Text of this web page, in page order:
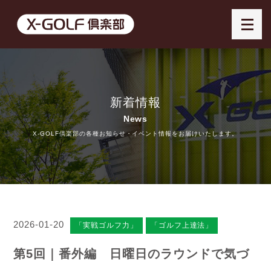
新着情報
News
X-GOLF倶楽部の各種お知らせ・イベント情報をお届けいたします。
2026-01-20 「実戦ゴルフ力」 「ゴルフ上達法」
第5回｜番外編 日曜日のラウンドで気づ